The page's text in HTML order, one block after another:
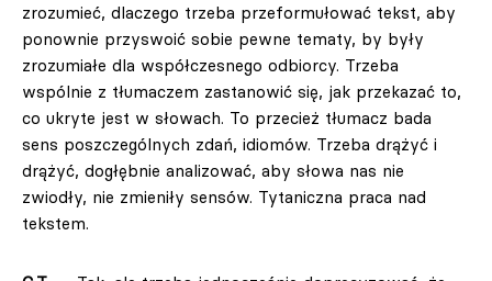
zrozumieć, dlaczego trzeba przeformułować tekst, aby
ponownie przyswoić sobie pewne tematy, by były
zrozumiałe dla współczesnego odbiorcy. Trzeba
wspólnie z tłumaczem zastanowić się, jak przekazać to,
co ukryte jest w słowach. To przecież tłumacz bada
sens poszczególnych zdań, idiomów. Trzeba drążyć i
drążyć, dogłębnie analizować, aby słowa nas nie
zwiodły, nie zmieniły sensów. Tytaniczna praca nad
tekstem.